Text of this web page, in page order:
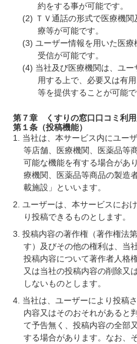
約をする事が可能です。
ＴＶ通話の形式で医療機
療等が可能です。
ユーザー情報を用いた医
受信が可能です。
当社及び医療機関は、ユ
用する上で、必要又は有
等を提供することが可能で
第７章 くすりの窓口口コミ利
第１条（投稿機能）
当社は、本サービス内にユー
等店舗、医療機関、医薬品等
可能な機能を有する場合があ
療機関、医薬品等商品の製造
載施設」といいます。
ユーザーは、本サービスにお
り投稿できるものとします。
投稿内容の著作権（著作権法
す）及びその他の権利は、当
投稿内容について著作者人格
又は当社の投稿内容の削除又
しないものとします。
当社は、ユーザーにより投稿
内容又はそのおそれがあると
て予告無く、投稿内容の全部
する場合があります。なお、